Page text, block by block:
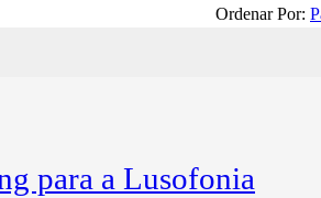
Ordenar Por:
para a Lusofonia